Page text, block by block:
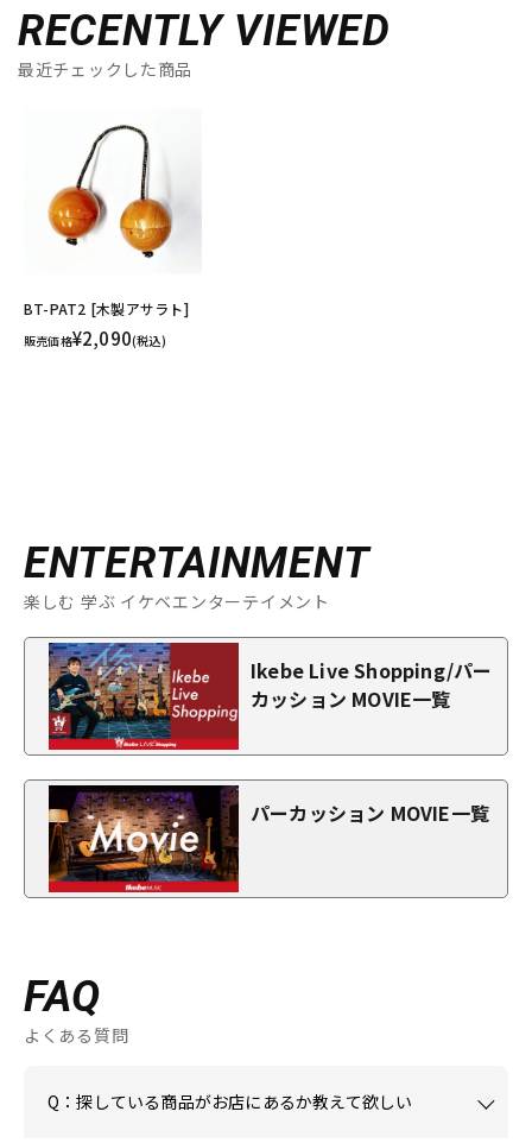
RECENTLY VIEWED
最近チェックした商品
BT-PAT2 [木製アサラト]
販売価格¥2,090(税込)
ENTERTAINMENT
楽しむ 学ぶ イケベエンターテイメント
Ikebe Live Shopping/パー
カッション MOVIE一覧
パーカッション MOVIE一覧
FAQ
よくある質問
Q：探している商品がお店にあるか教えて欲しい